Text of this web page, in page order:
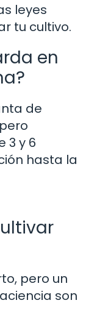
leyes
tu cultivo.
en
de
3 y 6
hasta la
pero un
son